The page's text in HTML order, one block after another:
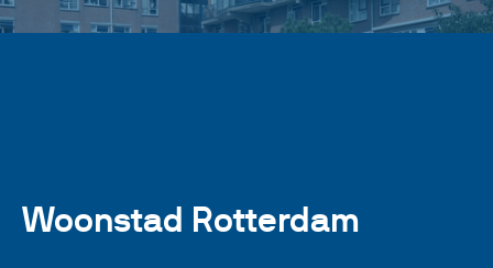
Werken bij
Woonstad Rotterdam